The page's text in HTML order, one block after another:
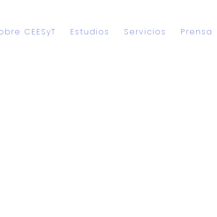
CEESyT Estudios Servicios Prensa